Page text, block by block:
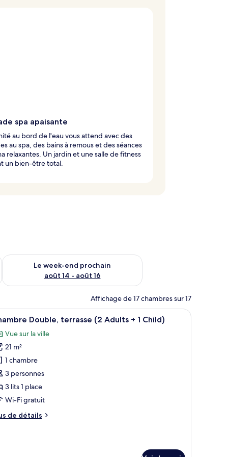
spa apaisante
au bord de l'eau vous attend avec des
au spa, des bains à remous et des séances
relaxantes. Un jardin et une salle de fitness
un bien-être total.
août 7 - août 9
Le week-end prochain
août 14 - août 16
Vérifier la disponibilité pour le week-end prochain août 14 -
Affichage de 17 chambres sur 17
Wi-Fi gratuit, draps fournis
:
Coffres-forts dans les chambres, bureau,
17 Double, terrasse (2 Adults + 1 Child)
Vue sur la ville
21 m²
1 chambre
3 personnes
3 lits 1 place
Wi-Fi gratuit
de détails